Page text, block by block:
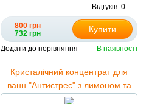
Відгуків: 0
800 грн
732 грн
Купити
Додати до порівняння В наявності
Кристалічний концентрат для
ванн "Антистрес" з лимоном та
лавандою, 5000 мл